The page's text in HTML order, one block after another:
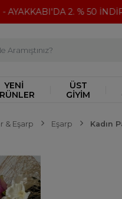
2. % 50 İNDİRİM
YENİ
ÜST
GİYİM
& Eşarp Eşarp Kadın